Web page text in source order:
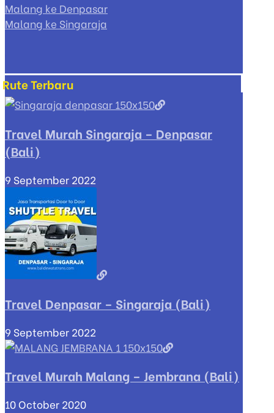
Malang ke Denpasar
Malang ke Singaraja
Rute Terbaru
Travel Murah Singaraja – Denpasar
(Bali)
9 September 2022
Travel Denpasar – Singaraja (Bali)
9 September 2022
Travel Murah Malang – Jembrana (Bali)
10 October 2020